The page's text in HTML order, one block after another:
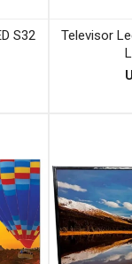
S32
Televisor